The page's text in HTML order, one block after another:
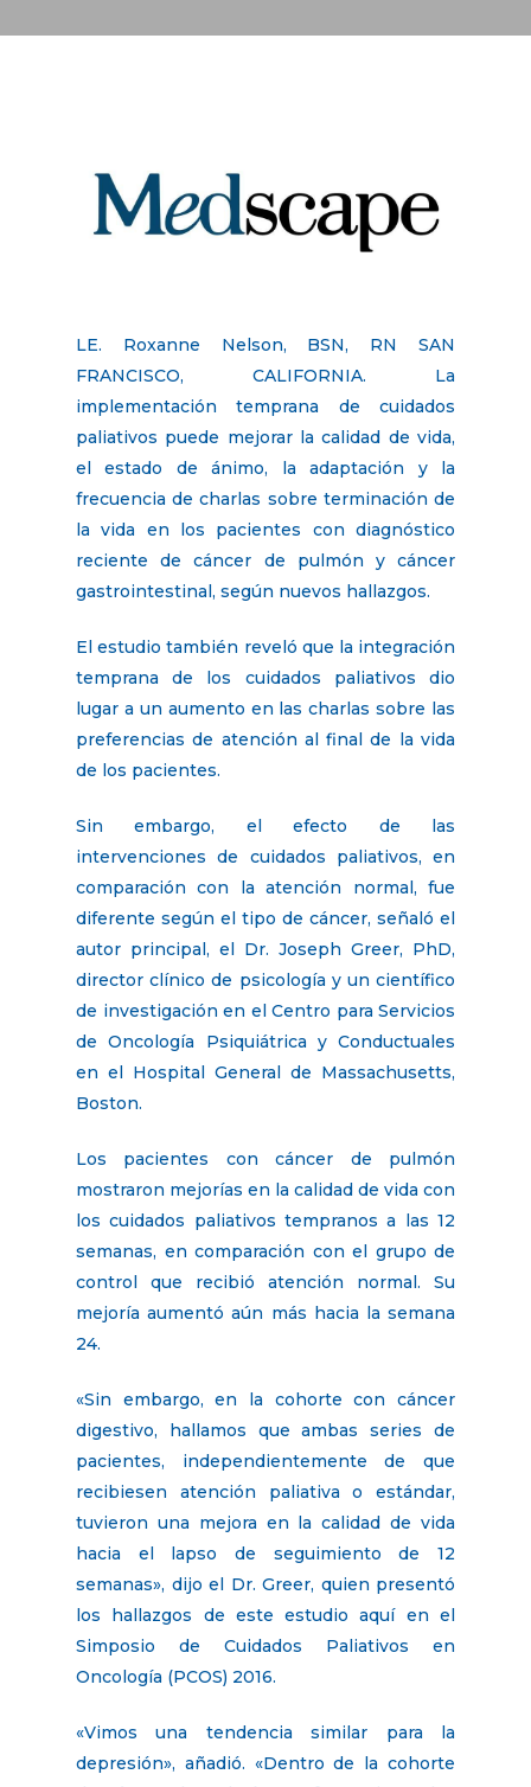
LE. Roxanne Nelson, BSN, RN SAN
FRANCISCO, CALIFORNIA. La
implementación temprana de cuidados
paliativos puede mejorar la calidad de vida,
el estado de ánimo, la adaptación y la
frecuencia de charlas sobre terminación de
la vida en los pacientes con diagnóstico
reciente de cáncer de pulmón y cáncer
gastrointestinal, según nuevos hallazgos.
El estudio también reveló que la integración
temprana de los cuidados paliativos dio
lugar a un aumento en las charlas sobre las
preferencias de atención al final de la vida
de los pacientes.
Sin embargo, el efecto de las
intervenciones de cuidados paliativos, en
comparación con la atención normal, fue
diferente según el tipo de cáncer, señaló el
autor principal, el Dr. Joseph Greer, PhD,
director clínico de psicología y un científico
de investigación en el Centro para Servicios
de Oncología Psiquiátrica y Conductuales
en el Hospital General de Massachusetts,
Boston.
Los pacientes con cáncer de pulmón
mostraron mejorías en la calidad de vida con
los cuidados paliativos tempranos a las 12
semanas, en comparación con el grupo de
control que recibió atención normal. Su
mejoría aumentó aún más hacia la semana
24.
«Sin embargo, en la cohorte con cáncer
digestivo, hallamos que ambas series de
pacientes, independientemente de que
recibiesen atención paliativa o estándar,
tuvieron una mejora en la calidad de vida
hacia el lapso de seguimiento de 12
semanas», dijo el Dr. Greer, quien presentó
los hallazgos de este estudio aquí en el
Simposio de Cuidados Paliativos en
Oncología (PCOS) 2016.
«Vimos una tendencia similar para la
depresión», añadió. «Dentro de la cohorte